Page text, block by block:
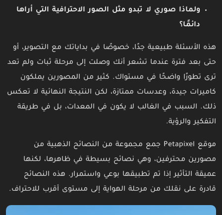
ولماذا صوري لا تبدو مثل الصور الاحترافية التي أراها
دائمًا؟
هذه الأسئلة طبيعية جدًا، خصوصًا في بداياتك مع التصوير، أو
حتى بعد فترة عندما تشعر أنك وصلت إلى مرحلة ثبات ولم تعد
ترى تطورًا واضحًا في مستواك. كثير من المصورين يملكون
كاميرات جيدة، وعدسات ممتازة، لكن النتيجة النهائية لا تعكس
ذلك. السبب في الغالب لا يكون في المعدات، بل في طريقة
التفكير والرؤية.
موقع Petapixel جمع مجموعة من النصائح الذهبية من
مصورين محترفين، وهي نصائح بسيطة في ظاهرها، لكنها
عميقة التأثير إذا تم تطبيقها بوعي واستمرار. هذه النصائح
قادرة على نقلك من مرحلة الهواية إلى مستوى أقرب للاحتراف.